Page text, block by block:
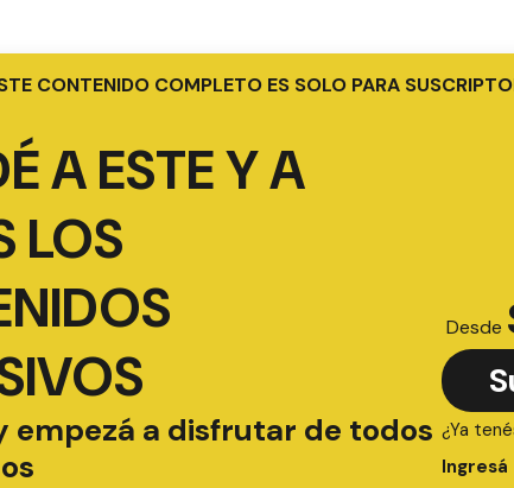
CONTENIDO COMPLETO ES SOLO PARA
A ESTE Y A
LOS
empezá a disfrutar de todos
Desde
¿Ya
Ingresá